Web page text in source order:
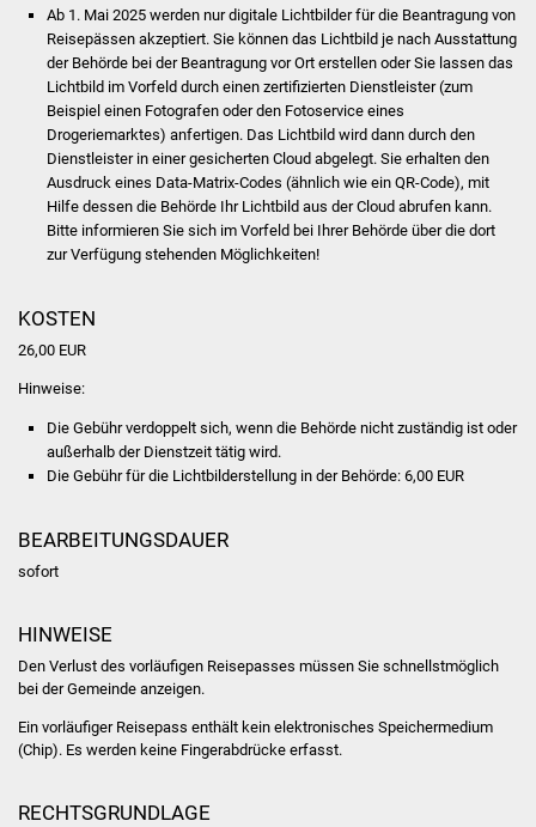
NETZMonitor
Gesundheit und Notfall
Ärzte und Apotheken
Pflege von Angehörigen
Hitzewarnung / UV-
Index
Abfall und Entsorgung
Kultur & Freizeit
Ostermarkt
Ab 1. Mai 2025 werden nur digitale Lichtbilder für die Beantragung von
Reisepässen akzeptiert. Sie können das Lichtbild je nach Ausstattung
der Behörde bei der Beantragung vor Ort erstellen oder Sie lassen das
Lichtbild im Vorfeld durch einen zertifizierten Dienstleister (zum
Beispiel einen Fotografen oder den Fotoservice eines
Drogeriemarktes) anfertigen. Das Lichtbild wird dann durch den
Dienstleister in einer gesicherten Cloud abgelegt. Sie erhalten den
Ausdruck eines Data-Matrix-Codes (ähnlich wie ein QR-Code), mit
Hilfe dessen die Behörde Ihr Lichtbild aus der Cloud abrufen kann.
Bitte informieren Sie sich im Vorfeld bei Ihrer Behörde über die dort
zur Verfügung stehenden Möglichkeiten!
KOSTEN
26,00 EUR
Hinweise:
Die Gebühr verdoppelt sich, wenn die Behörde nicht zuständig ist oder
außerhalb der Dienstzeit tätig wird.
Die Gebühr für die Lichtbilderstellung in der Behörde: 6,00 EUR
BEARBEITUNGSDAUER
sofort
HINWEISE
Den Verlust des vorläufigen Reisepasses müssen Sie schnellstmöglich
bei der Gemeinde anzeigen.
Ein vorläufiger Reisepass enthält kein elektronisches Speichermedium
(Chip). Es werden keine Fingerabdrücke erfasst.
RECHTSGRUNDLAGE